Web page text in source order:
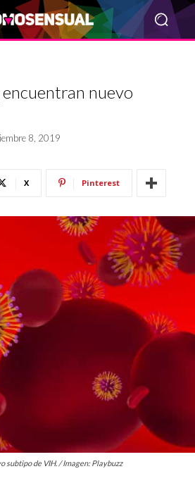
nuevo
8, 2019
X Pinterest
subtipo de VIH. / Imagen: Playbuzz